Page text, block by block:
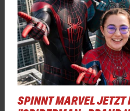
SPINNT MARVEL JETZT